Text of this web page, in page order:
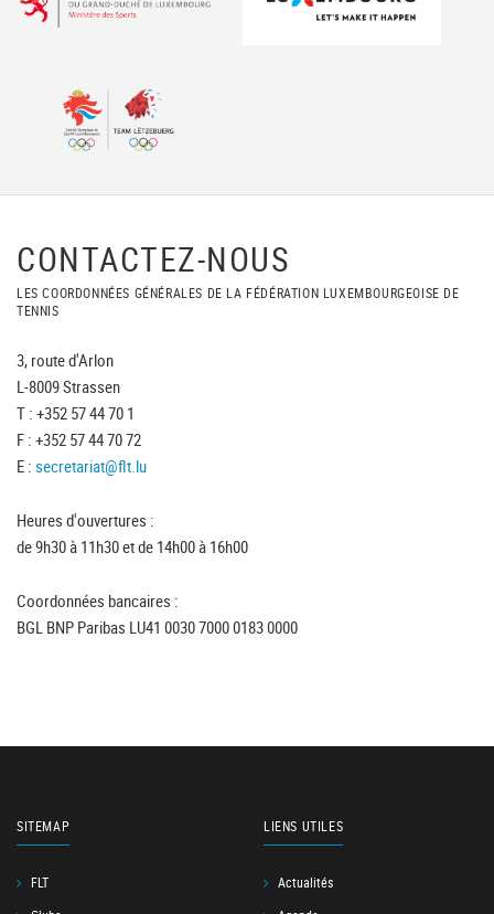
CONTACTEZ-NOUS
LES COORDONNÉES GÉNÉRALES DE LA FÉDÉRATION LUXEMBOURGEOISE DE
TENNIS
3, route d'Arlon
L-8009 Strassen
T : +352 57 44 70 1
F : +352 57 44 70 72
E : secretariat@flt.lu
Heures d'ouvertures :
de 9h30 à 11h30 et de 14h00 à 16h00
Coordonnées bancaires :
BGL BNP Paribas LU41 0030 7000 0183 0000
SITEMAP
FLT
LIENS UTILES
Actualités